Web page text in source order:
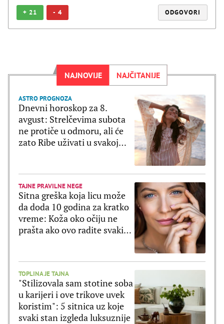
+ 21 - 4 ODGOVORI
NAJNOVIJE NAJČITANIJE
ASTRO PROGNOZA
Dnevni horoskop za 8.
avgust: Strelčevima subota
ne protiče u odmoru, ali će
zato Ribe uživati u svakoj
TAJNE PRAVILNE NEGE
Sitna greška koja licu može
da doda 10 godina za kratko
vreme: Koža oko očiju ne
prašta ako ovo radite svaki
TOPLINA JE TAJNA
"Stilizovala sam stotine soba
u karijeri i ove trikove uvek
koristim": 5 sitnica uz koje
svaki stan izgleda luksuznije